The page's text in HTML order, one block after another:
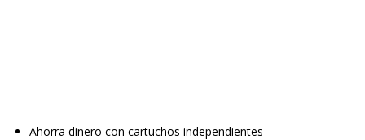
Ahorra dinero con cartuchos independientes